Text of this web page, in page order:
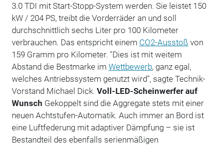
3.0 TDI mit Start-Stopp-System werden. Sie leistet 150
kW / 204 PS, treibt die Vorderräder an und soll
durchschnittlich sechs Liter pro 100 Kilometer
verbrauchen. Das entspricht einem CO2-Ausstoß von
159 Gramm pro Kilometer. "Dies ist mit weitem
Abstand die Bestmarke im Wettbewerb, ganz egal,
welches Antriebssystem genutzt wird", sagte Technik-
Vorstand Michael Dick. Voll-LED-Scheinwerfer auf
Wunsch Gekoppelt sind die Aggregate stets mit einer
neuen Achtstufen-Automatik. Auch immer an Bord ist
eine Luftfederung mit adaptiver Dämpfung – sie ist
Bestandteil des ebenfalls serienmäßigen